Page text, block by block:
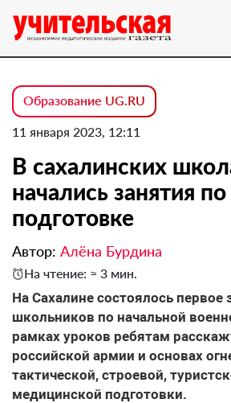
Образование UG.RU
11 января 2023, 12:11
В сахалинских
начались занятия
подготовке
Автор: Алёна Бурдина
На чтение: ≈ 3 мин.
На Сахалине состоялось первое
школьников по начальной
рамках уроков ребятам
российской армии и основах
тактической, строевой,
медицинской подготовки.